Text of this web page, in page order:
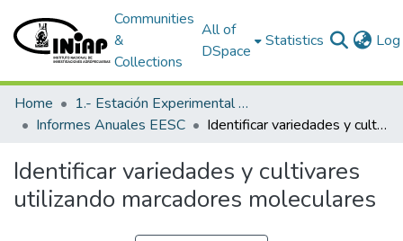
Communities
&
Collections
All of
DSpace
Statistics
Home
1.- Estación Experimental Santa Catalina
Informes Anuales EESC
Identificar variedades y cultivares utilizando marcadores moleculares
Identificar variedades y cultivares
utilizando marcadores moleculares